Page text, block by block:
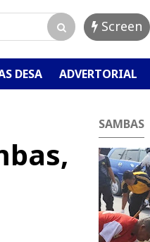
Screen
DESA ADVERTORIAL
SAMBAS